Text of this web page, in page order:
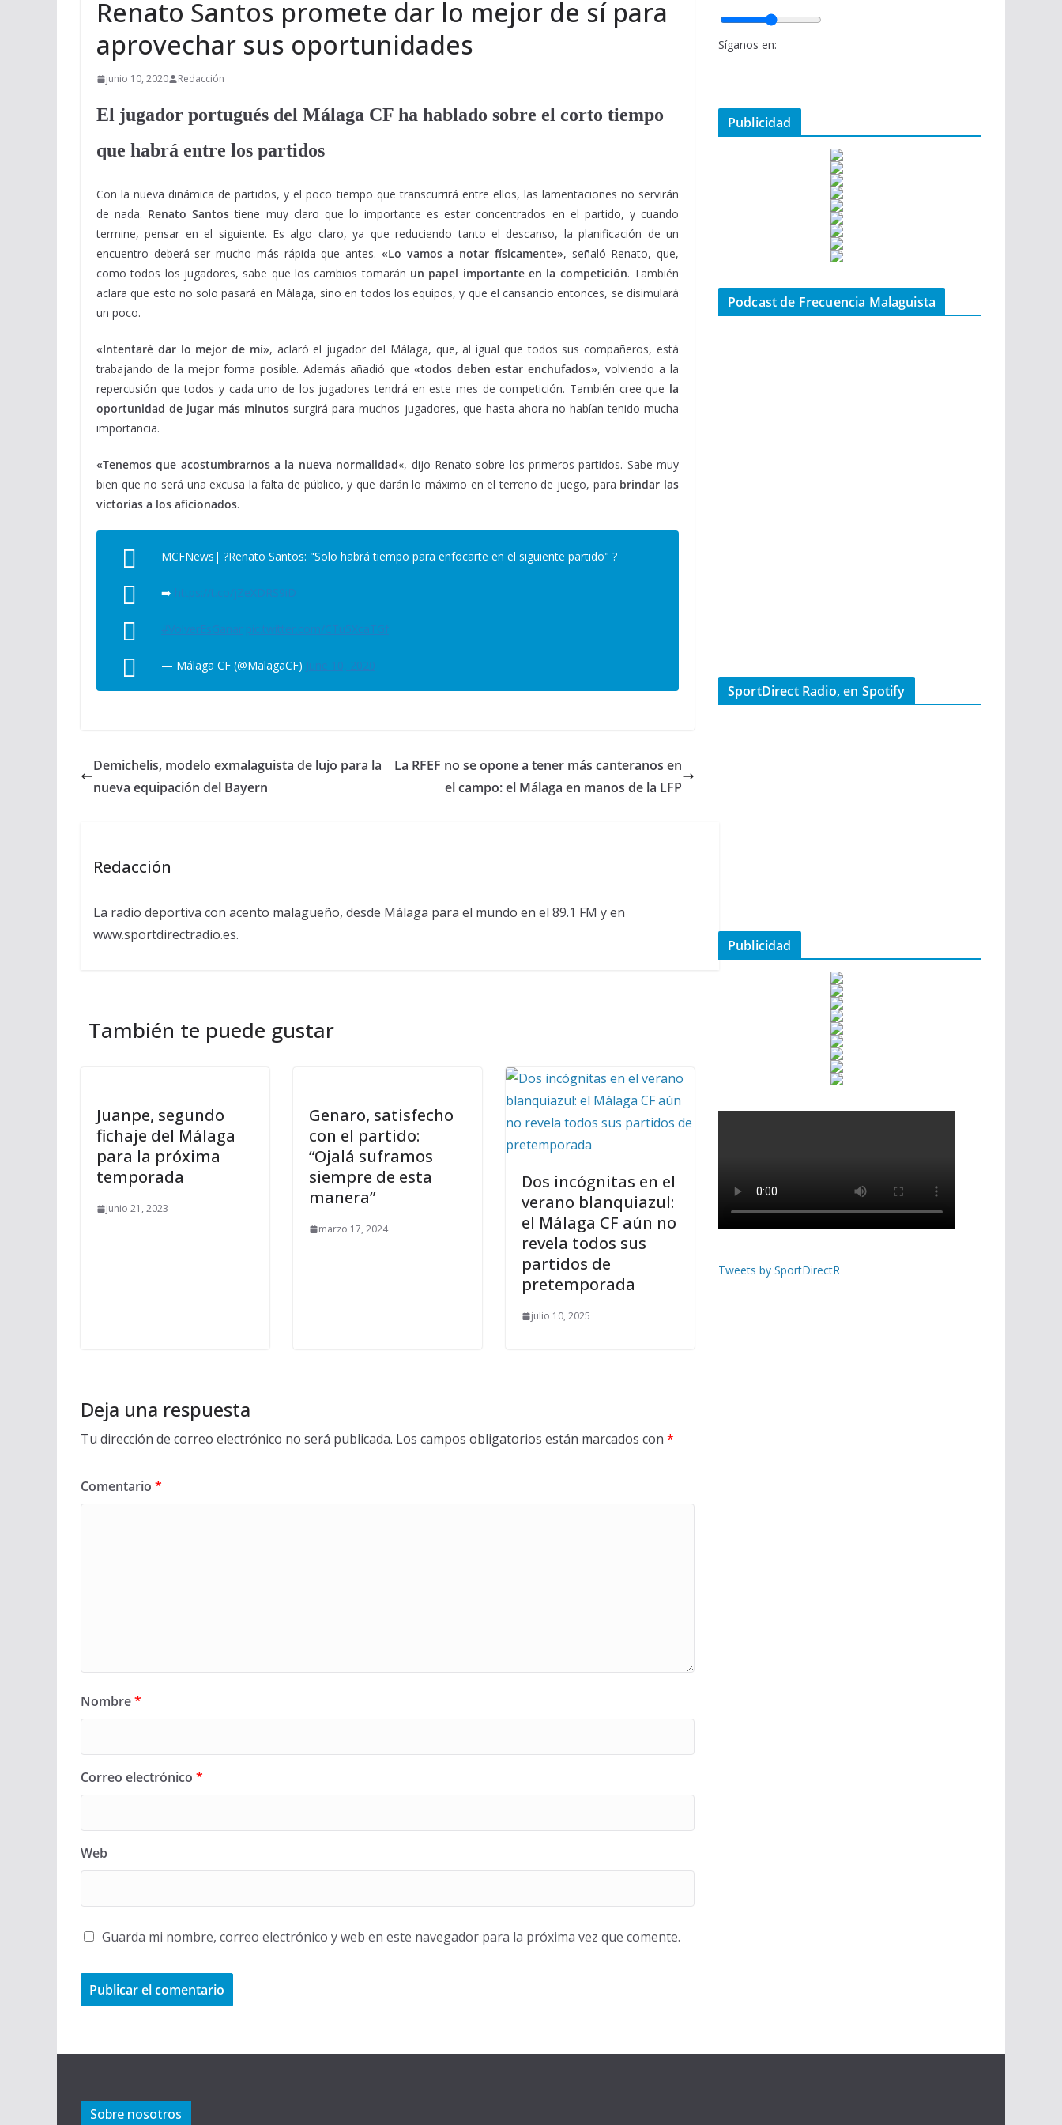
Renato Santos promete dar lo mejor de sí para
aprovechar sus oportunidades
junio 10, 2020 Redacción
El jugador portugués del Málaga CF ha hablado sobre el corto tiempo
que habrá entre los partidos
Con la nueva dinámica de partidos, y el poco tiempo que transcurrirá entre ellos, las lamentaciones no servirán
de nada. Renato Santos tiene muy claro que lo importante es estar concentrados en el partido, y cuando
termine, pensar en el siguiente. Es algo claro, ya que reduciendo tanto el descanso, la planificación de un
encuentro deberá ser mucho más rápida que antes. «Lo vamos a notar físicamente», señaló Renato, que,
como todos los jugadores, sabe que los cambios tomarán un papel importante en la competición. También
aclara que esto no solo pasará en Málaga, sino en todos los equipos, y que el cansancio entonces, se disimulará
un poco.
«Intentaré dar lo mejor de mí», aclaró el jugador del Málaga, que, al igual que todos sus compañeros, está
trabajando de la mejor forma posible. Además añadió que «todos deben estar enchufados», volviendo a la
repercusión que todos y cada uno de los jugadores tendrá en este mes de competición. También cree que la
oportunidad de jugar más minutos surgirá para muchos jugadores, que hasta ahora no habían tenido mucha
importancia.
«Tenemos que acostumbrarnos a la nueva normalidad«, dijo Renato sobre los primeros partidos. Sabe muy
bien que no será una excusa la falta de público, y que darán lo máximo en el terreno de juego, para brindar las
victorias a los aficionados.
MCFNews| ?️Renato Santos: "Solo habrá tiempo para enfocarte en el siguiente partido" ?
➡️ https://t.co/jZeXDRS9iD
#VolverEsGanar pic.twitter.com/CTu5XcaTGf
— Málaga CF (@MalagaCF) June 10, 2020
Demichelis, modelo exmalaguista de lujo para la
nueva equipación del Bayern
La RFEF no se opone a tener más canteranos en
el campo: el Málaga en manos de la LFP
Redacción
La radio deportiva con acento malagueño, desde Málaga para el mundo en el 89.1 FM y en
www.sportdirectradio.es.
También te puede gustar
Juanpe, segundo
fichaje del Málaga
para la próxima
temporada
junio 21, 2023
Genaro, satisfecho
con el partido:
“Ojalá suframos
siempre de esta
manera”
marzo 17, 2024
Dos incógnitas en el
verano blanquiazul:
el Málaga CF aún no
revela todos sus
partidos de
pretemporada
julio 10, 2025
Deja una respuesta
Tu dirección de correo electrónico no será publicada. Los campos obligatorios están marcados con *
Comentario *
Nombre*
Correo electrónico *
Web
Guarda mi nombre, correo electrónico y web en este navegador para la próxima vez que comente.
Síganos en:
Publicidad
Podcast de Frecuencia Malaguista
SportDirect Radio, en Spotify
Publicidad
Tweets by SportDirectR
Sobre nosotros